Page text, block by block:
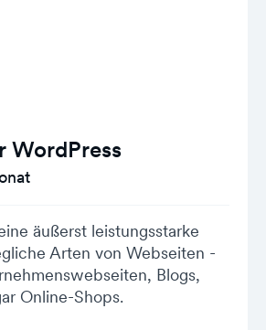
WordPress
äußerst leistungsstarke
Arten von Webseiten -
Blogs,
Online-Shops.